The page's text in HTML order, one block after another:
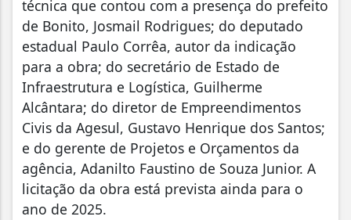
técnica que contou com a presença do prefeito
de Bonito, Josmail Rodrigues; do deputado
estadual Paulo Corrêa, autor da indicação
para a obra; do secretário de Estado de
Infraestrutura e Logística, Guilherme
Alcântara; do diretor de Empreendimentos
Civis da Agesul, Gustavo Henrique dos Santos;
e do gerente de Projetos e Orçamentos da
agência, Adanilto Faustino de Souza Junior. A
licitação da obra está prevista ainda para o
ano de 2025.